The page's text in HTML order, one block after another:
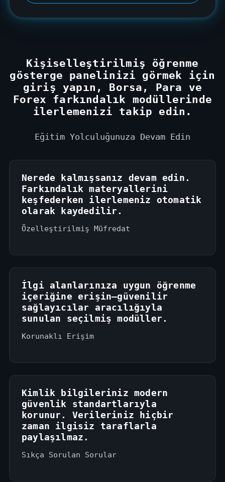
a
t
+
1
Kişiselleştirilmiş öğrenme
gösterge panelinizi görmek için
giriş yapın, Borsa, Para ve
Forex farkındalık modüllerinde
ilerlemenizi takip edin.
Eğitim Yolculuğunuza Devam Edin
Nerede kalmışsanız devam edin.
Farkındalık materyallerini
keşfederken ilerlemeniz otomatik
olarak kaydedilir.
Özelleştirilmiş Müfredat
İlgi alanlarınıza uygun öğrenme
içeriğine erişin—güvenilir
sağlayıcılar aracılığıyla
sunulan seçilmiş modüller.
Korunaklı Erişim
Kimlik bilgileriniz modern
güvenlik standartlarıyla
korunur. Verileriniz hiçbir
zaman ilgisiz taraflarla
paylaşılmaz.
Sıkça Sorulan Sorular